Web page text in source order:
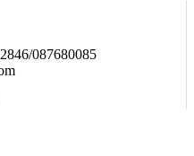
087680085